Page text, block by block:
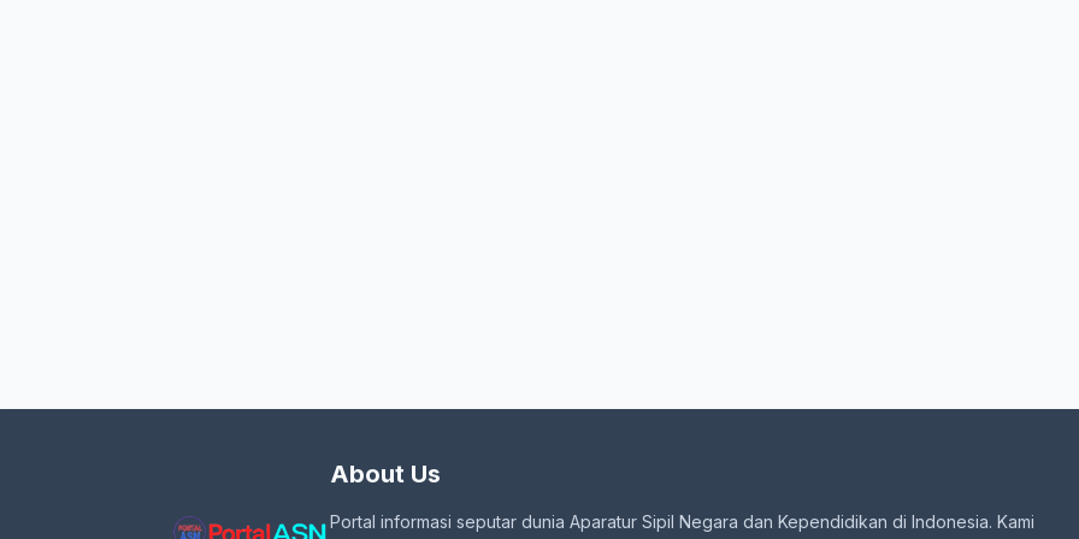
About Us
Portal informasi seputar dunia Aparatur Sipil Negara dan Kependidikan di Indonesia. Kami